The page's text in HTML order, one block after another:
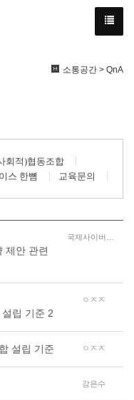
소통공간 > QnA
회적)협동조합
스 한뼘 교육문의
제안 관련
립 기준 2
ㅇㅈㅈ
설립 기준 ㅇㅈㅈ
강은수